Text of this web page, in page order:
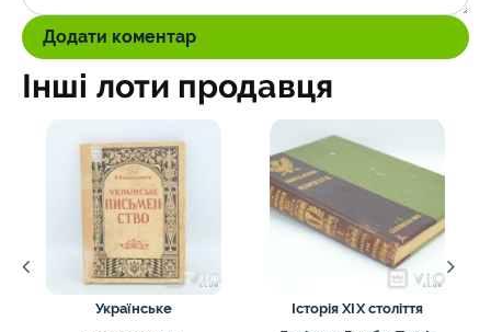
Додати коментар
Інші лоти продавця
Українське
Історія XIX століття